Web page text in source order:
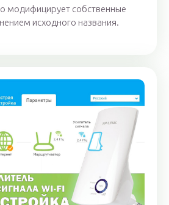
модифицирует собственные
исходного названия.